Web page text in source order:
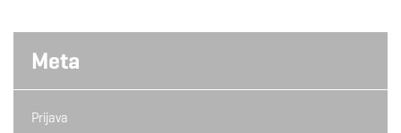
Meta
Prijava